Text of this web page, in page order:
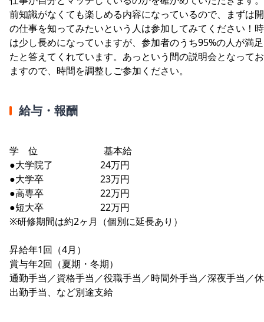
前知識がなくても楽しめる内容になっているので、まずは
の仕事を知ってみたいという人は参加してみてください！
は少し長めになっていますが、参加者のうち95%の人が満
たと答えてくれています。あっという間の説明会となって
ますので、時間を調整しご参加ください。
給与・報酬
学 位 基本給
●大学院了 24万円
●大学卒 23万円
●高専卒 22万円
●短大卒 22万円
※研修期間は約2ヶ月（個別に延長あり）
昇給年1回（4月）
賞与年2回（夏期・冬期）
通勤手当／資格手当／役職手当／時間外手当／深夜手当／
出勤手当、など別途支給